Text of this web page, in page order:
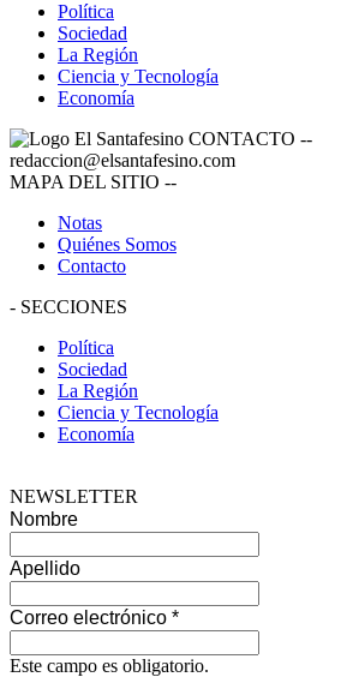
Política
Sociedad
La Región
Ciencia y Tecnología
Economía
CONTACTO --
redaccion@elsantafesino.com
MAPA DEL SITIO --
Notas
Quiénes Somos
Contacto
- SECCIONES
Política
Sociedad
La Región
Ciencia y Tecnología
Economía
NEWSLETTER
Nombre
Apellido
Correo electrónico *
Este campo es obligatorio.